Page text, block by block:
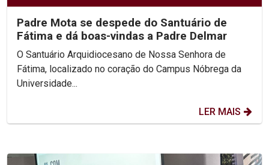
Padre Mota se despede do Santuário de
Fátima e dá boas-vindas a Padre Delmar
O Santuário Arquidiocesano de Nossa Senhora de
Fátima, localizado no coração do Campus Nóbrega da
Universidade...
LER MAIS